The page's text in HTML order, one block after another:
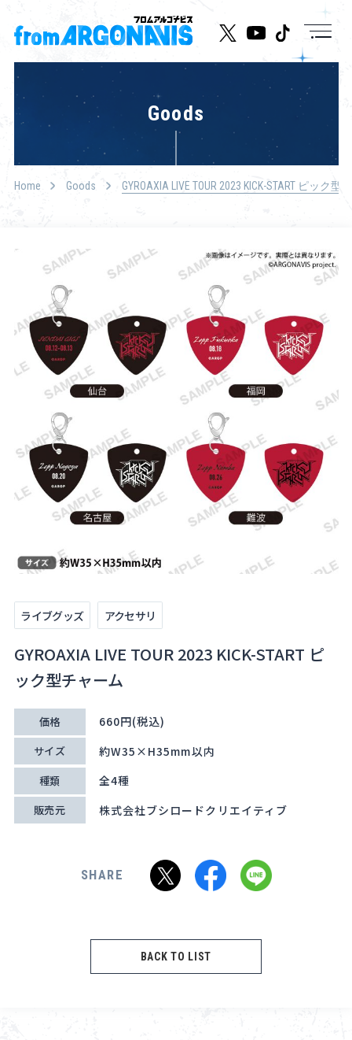
Live/Event
Character
Cast
Goods
About
Chronicle
Special
Goods
Home Goods GYROAXIA LIVE TOUR 2023 KICK-START ピック型
ライブグッズ アクセサリ
GYROAXIA LIVE TOUR 2023 KICK-START ピ
ック型チャーム
価格 660円(税込)
サイズ 約W35×H35mm以内
種類 全4種
販売元 株式会社ブシロードクリエイティブ
SHARE
BACK TO LIST